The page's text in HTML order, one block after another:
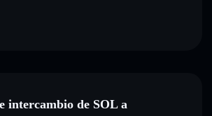
intercambio de SOL a